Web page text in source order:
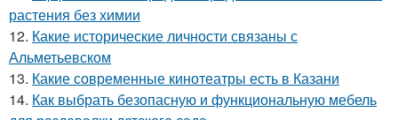
растения без химии
12. Какие исторические личности связаны с
Альметьевском
13. Какие современные кинотеатры есть в Казани
14. Как выбрать безопасную и функциональную мебель